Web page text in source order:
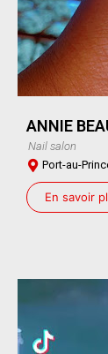
ANNIE
Nail salon
Port-au-
En savoir